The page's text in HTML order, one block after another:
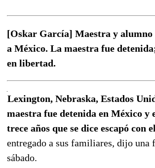
[Oskar García] Maestra y alumno
a México. La maestra fue
en libertad.
Lexington, Nebraska, Estados
maestra fue detenida en México y
trece años que se dice escapó con
entregado a sus familiares, dijo una
sábado.